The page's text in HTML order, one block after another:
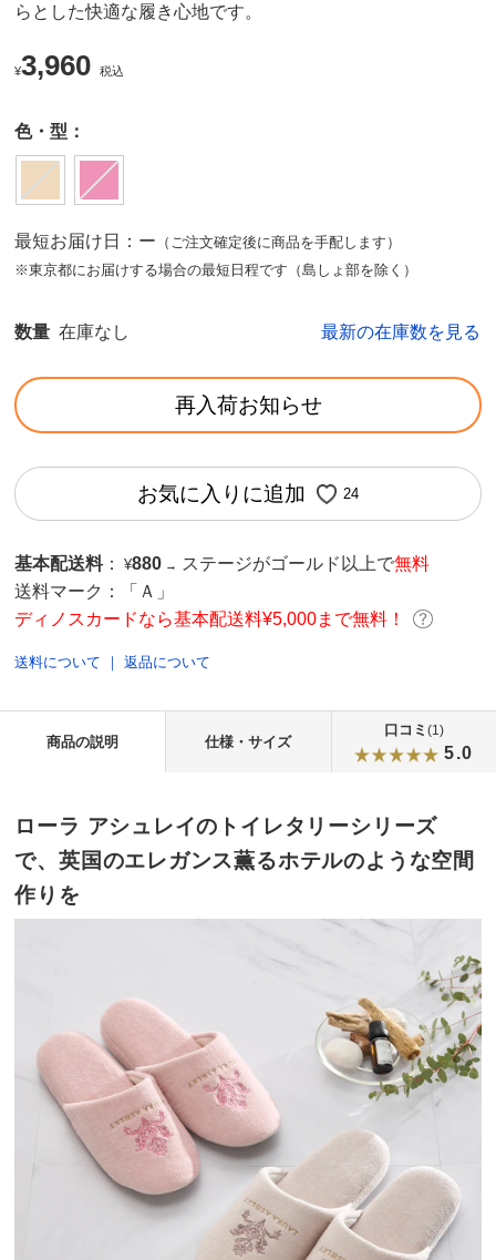
らとした快適な履き心地です。
¥3,960 税込
色・型：
最短お届け日：ー （ご注文確定後に商品を手配します）
※東京都にお届けする場合の最短日程です（島しょ部を除く）
数量 在庫なし 最新の在庫数を見る
再入荷お知らせ
お気に入りに追加 24
基本配送料 ： ¥880 → ステージがゴールド以上で無料
送料マーク：
「Ａ」
ディノスカードなら基本配送料¥5,000まで無料！
送料について ｜返品について
商品の説明 仕様・サイズ
口コミ (1)
5.0
ローラ アシュレイのトイレタリーシリーズ
で、英国のエレガンス薫るホテルのような空間
作りを